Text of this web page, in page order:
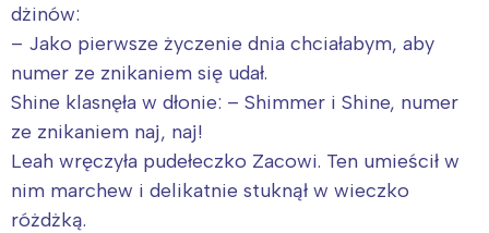
dżinów:
– Jako pierwsze życzenie dnia chciałabym, aby
numer ze znikaniem się udał.
Shine klasnęła w dłonie: – Shimmer i Shine, numer
ze znikaniem naj, naj!
Leah wręczyła pudełeczko Zacowi. Ten umieścił w
nim marchew i delikatnie stuknął w wieczko
różdżką.